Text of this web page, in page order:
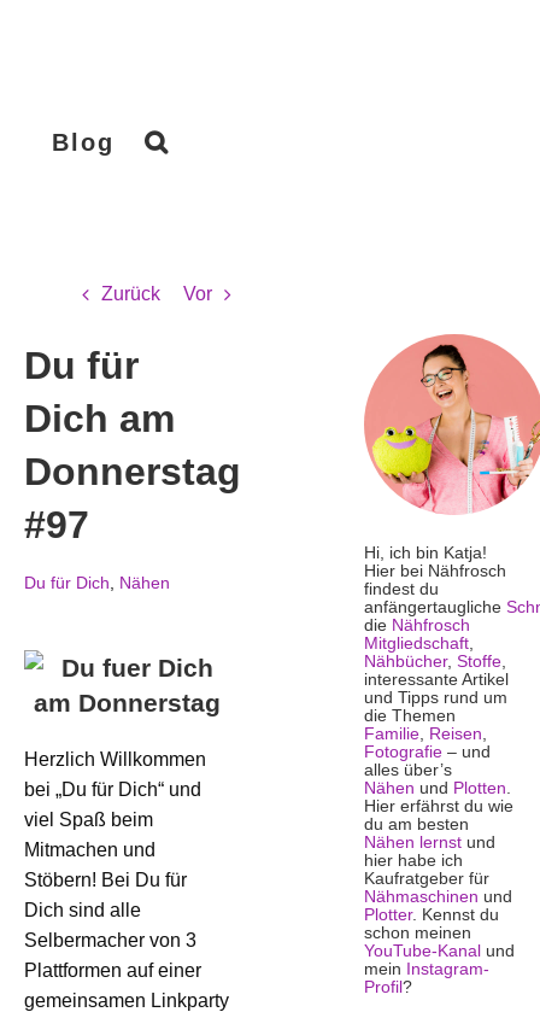
Blog
Zurück Vor
Du für
Dich am
Donnerstag
#97
Du für Dich Nähen
Herzlich Willkommen
bei „Du für Dich“ und
viel Spaß beim
Mitmachen und
Stöbern! Bei Du für
Dich sind alle
Selbermacher von 3
Plattformen auf einer
gemeinsamen Linkparty
Hi, ich bin Katja!
Hier bei Nähfrosch
findest du
anfängertaugliche
die Nähfrosch
Mitgliedschaft,
Nähbücher, Stoffe,
interessante Artikel
und Tipps rund um
die Themen
Familie, Reisen,
Fotografie– und
alles über’s
Nähen und Plotten.
Hier erfährst du wie
du am besten
Nähen lernstund
hier habe ich
Kaufratgeber für
Nähmaschinen und
Plotter. Kennst du
schon meinen
YouTube-Kanal und
mein
Instagram-
Profil ?